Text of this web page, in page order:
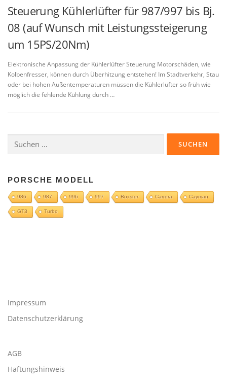
Steuerung Kühlerlüfter für 987/997 bis Bj.
08 (auf Wunsch mit Leistungssteigerung
um 15PS/20Nm)
Elektronische Anpassung der Kühlerlüfter Steuerung Motorschäden, wie
Kolbenfresser, können durch Überhitzung entstehen! Im Stadtverkehr, Stau
oder bei hohen Außentemperaturen müssen die Kühlerlüfter so früh wie
möglich die fehlende Kühlung durch …
nach:
PORSCHE MODELL
986 987 996 997 Boxster Carrera Cayman
GT3 Turbo
Impressum
Datenschutzerklärung
AGB
Haftungshinweis